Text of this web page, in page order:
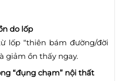
do lốp
lốp “thiên bám đường/đời
giảm ồn thấy ngay.
“đụng chạm” nội thất